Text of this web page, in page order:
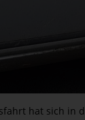
hat sich